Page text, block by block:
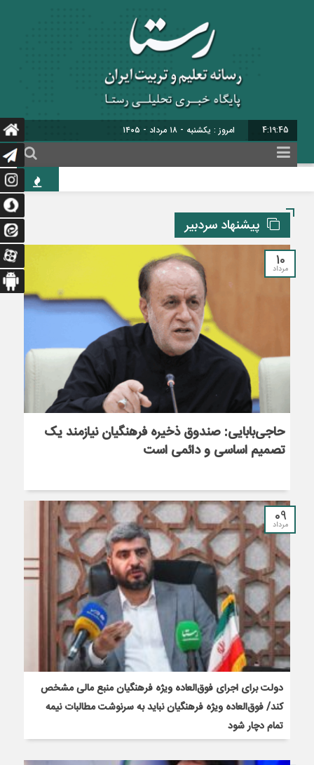
4:19:46 امروز : یکشنبه - ۱۸ مرداد - ۱۴۰۵
پیشنهاد سردبیر
10
مرداد
حاجی‌بابایی: صندوق ذخیره فرهنگیان نیازمند یک
تصمیم اساسی و دائمی است
09
مرداد
دولت برای اجرای فوق‌العاده ویژه فرهنگیان منبع مالی مشخص
کند/ فوق‌العاده ویژه فرهنگیان نباید به سرنوشت مطالبات نیمه‌
تمام دچار شود